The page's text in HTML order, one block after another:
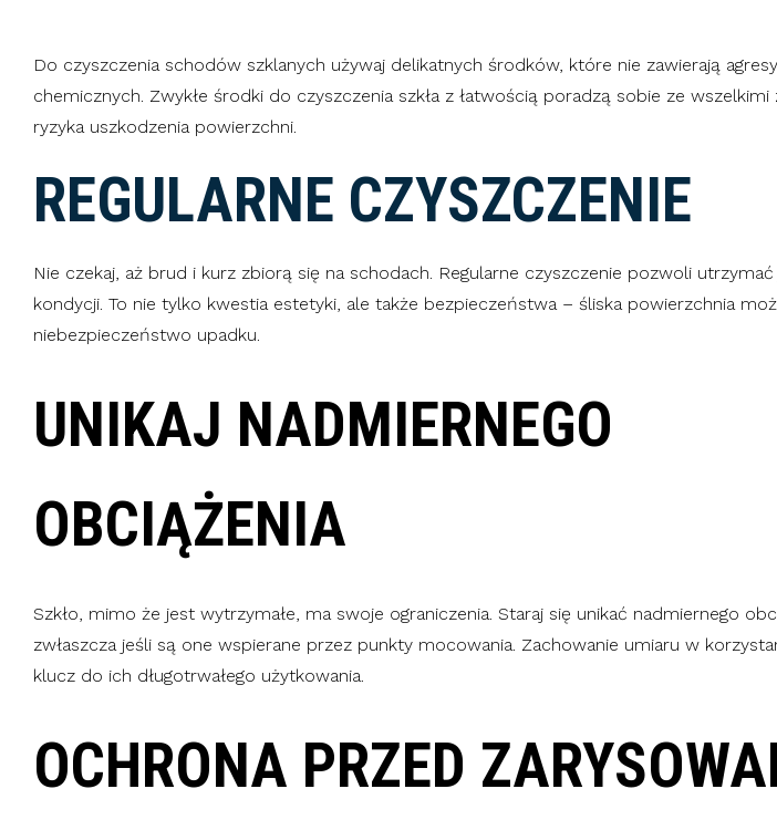
Do czyszczenia schodów szklanych używaj delikatnych środków, które nie zawierają
chemicznych. Zwykłe środki do czyszczenia szkła z łatwością poradzą sobie ze
ryzyka uszkodzenia powierzchni.
REGULARNE CZYSZCZENIE
Nie czekaj, aż brud i kurz zbiorą się na schodach. Regularne czyszczenie pozwoli
kondycji. To nie tylko kwestia estetyki, ale także bezpieczeństwa – śliska powierzchnia
niebezpieczeństwo upadku.
UNIKAJ NADMIERNEGO
OBCIĄŻENIA
Szkło, mimo że jest wytrzymałe, ma swoje ograniczenia. Staraj się unikać nadmiernego
zwłaszcza jeśli są one wspierane przez punkty mocowania. Zachowanie umiaru w
klucz do ich długotrwałego użytkowania.
OCHRONA PRZED